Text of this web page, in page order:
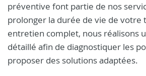
préventive font partie de nos
prolonger la durée de vie de votre
entretien complet, nous réalisons
détaillé afin de diagnostiquer les
proposer des solutions adaptées.